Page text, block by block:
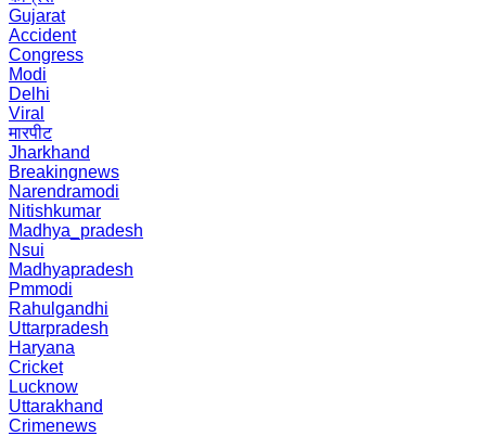
Gujarat
Accident
Congress
Modi
Delhi
Viral
मारपीट
Jharkhand
Breakingnews
Narendramodi
Nitishkumar
Madhya_pradesh
Nsui
Madhyapradesh
Pmmodi
Rahulgandhi
Uttarpradesh
Haryana
Cricket
Lucknow
Uttarakhand
Crimenews